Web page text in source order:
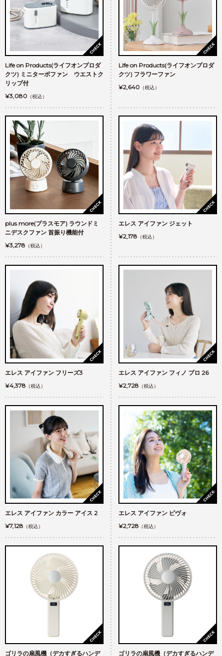
Life on Products(ライフオンプロダ
クツ) ミニターボファン ウエストク
リップ付
¥3,080 （税込）
Life on Products(ライフオンプロダ
クツ) フラワーファン
¥2,640 （税込）
plus more(プラスモア) ラウンドミ
ニデスクファン 首振り機能付
¥3,278 （税込）
エレス アイファン ジェット
¥2,178 （税込）
エレス アイファン フリーズ3
¥4,378 （税込）
エレス アイファン フィノ プロ 26
¥2,728 （税込）
エレス アイファン カラー アイス 2
¥7,128 （税込）
エレス アイファン ピヴォ
¥2,728 （税込）
ゴリラの扇風機（デカすぎるハンデ ゴリラの扇風機（デカすぎるハンデ